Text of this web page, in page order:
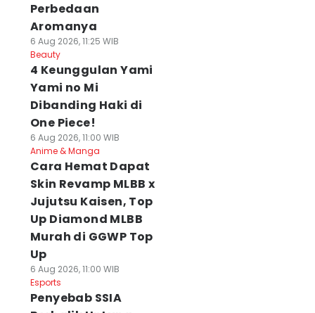
Perbedaan
Aromanya
6 Aug 2026, 11:25 WIB
Beauty
4 Keunggulan Yami
Yami no Mi
Dibanding Haki di
One Piece!
6 Aug 2026, 11:00 WIB
Anime & Manga
Cara Hemat Dapat
Skin Revamp MLBB x
Jujutsu Kaisen, Top
Up Diamond MLBB
Murah di GGWP Top
Up
6 Aug 2026, 11:00 WIB
Esports
Penyebab SSIA